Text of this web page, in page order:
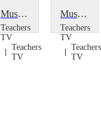
Musicâ€™s Energy Footprint: Energy Footprint of T-shirts
Teachers
TV
Teachers
TV
Music's Energy Footprint
Teachers
TV
Teachers
TV